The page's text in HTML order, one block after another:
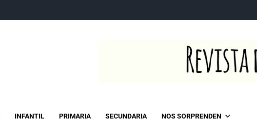
INFANTIL PRIMARIA SECUNDARIA NOS SORPRENDEN